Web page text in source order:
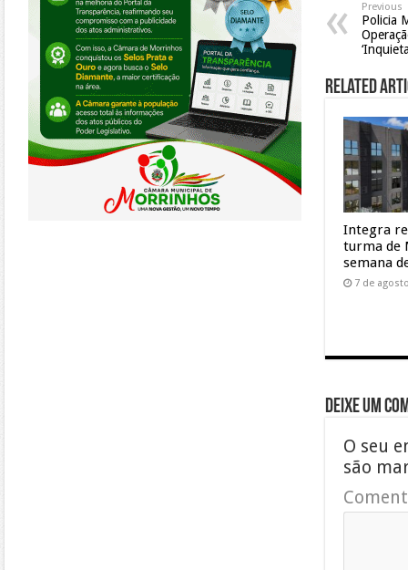
Previous
Policia
Related
Integra
turma de
semana
7 de
Deixe um
O seu
são